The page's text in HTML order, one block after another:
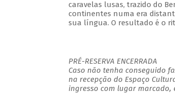
caravelas lusas, trazido do
continentes numa era
sua língua. O resultado é o
PRÉ-RESERVA ENCERRADA
Caso não tenha conseguido
na recepção do Espaço
ingresso com lugar